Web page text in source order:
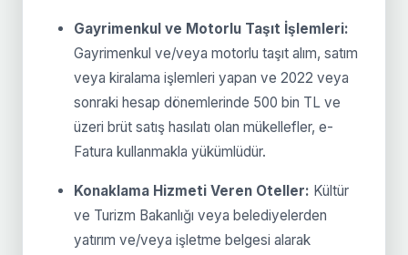
Gayrimenkul ve Motorlu Taşıt İşlemleri:
Gayrimenkul ve/veya motorlu taşıt alım, satım
veya kiralama işlemleri yapan ve 2022 veya
sonraki hesap dönemlerinde 500 bin TL ve
üzeri brüt satış hasılatı olan mükellefler, e-
Fatura kullanmakla yükümlüdür.
Konaklama Hizmeti Veren Oteller: Kültür
ve Turizm Bakanlığı veya belediyelerden
yatırım ve/veya işletme belgesi alarak